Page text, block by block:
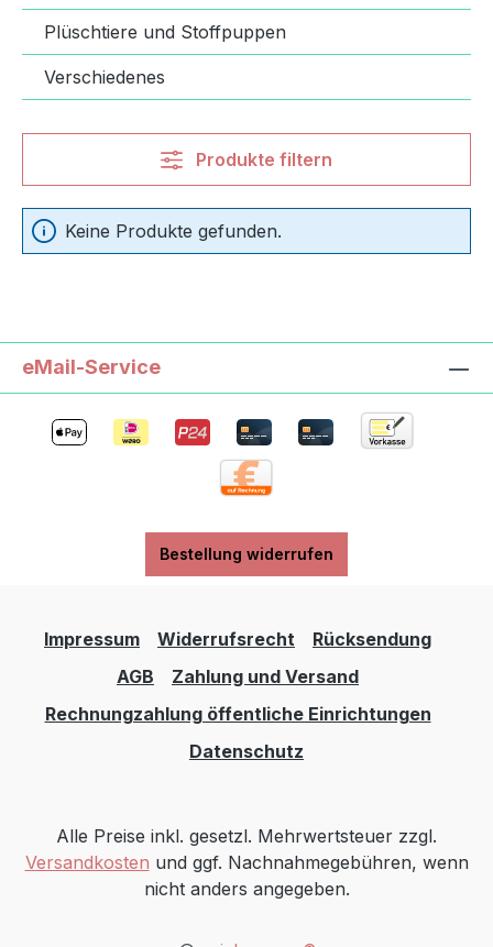
Plüschtiere und Stoffpuppen
Verschiedenes
Produkte filtern
Keine Produkte gefunden.
eMail-Service
Bestellung widerrufen
Impressum Widerrufsrecht
Rücksendung
AGB
Zahlung und Versand
Rechnungzahlung öffentliche Einrichtungen
Datenschutz
Alle Preise inkl. gesetzl. Mehrwertsteuer zzgl.
Versandkosten und ggf. Nachnahmegebühren, wenn
nicht anders angegeben.